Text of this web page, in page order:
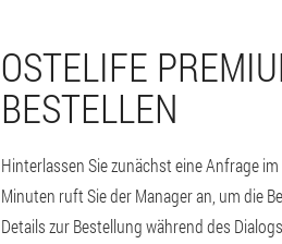
OSTELIFE
BESTELLEN
Hinterlassen Sie zunächst eine Anfrage
Minuten ruft Sie der Manager an, um die
Details zur Bestellung während des